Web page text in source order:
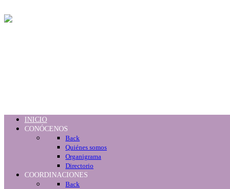
INICIO
CONÓCENOS
Back
Quiénes somos
Organigrama
Directorio
COORDINACIONES
Back